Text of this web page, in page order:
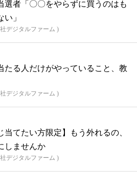
選者「〇〇をやらずに買うのはも
い」
デジタルファーム )
たる人だけがやっていること、教
デジタルファーム )
当てたい方限定】もう外れるの、
しませんか
デジタルファーム )